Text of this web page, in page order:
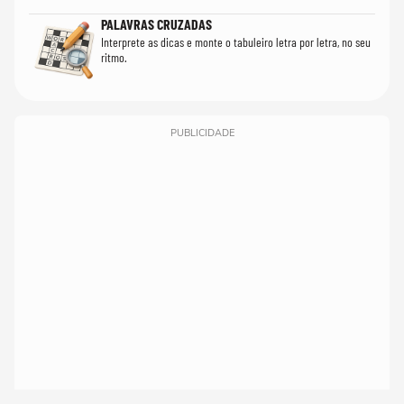
PALAVRAS CRUZADAS
Interprete as dicas e monte o tabuleiro letra por letra, no seu
ritmo.
PUBLICIDADE